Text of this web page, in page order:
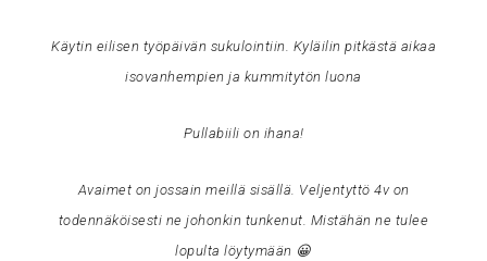
Käytin eilisen työpäivän sukulointiin. Kyläilin pitkästä aikaa
isovanhempien ja kummitytön luona
Pullabiili on ihana!
Avaimet on jossain meillä sisällä. Veljentyttö 4v on
todennäköisesti ne johonkin tunkenut. Mistähän ne tulee
lopulta löytymään 😀